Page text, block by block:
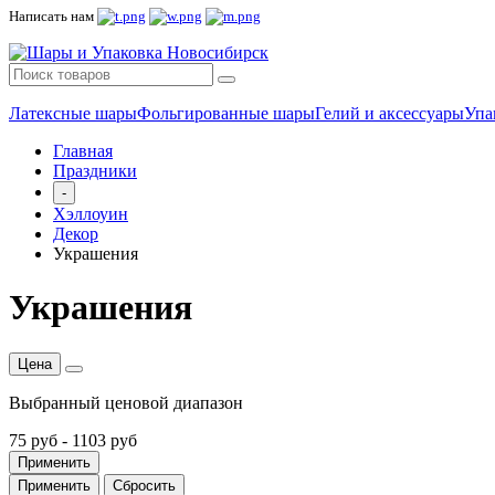
Написать нам
Латексные шарыФольгированные шарыГелий и аксессуары
Главная
Праздники
-
Хэллоуин
Декор
Украшения
Украшения
Цена
Выбранный ценовой диапазон
75 руб - 1103 руб
Применить
Применить
Сбросить